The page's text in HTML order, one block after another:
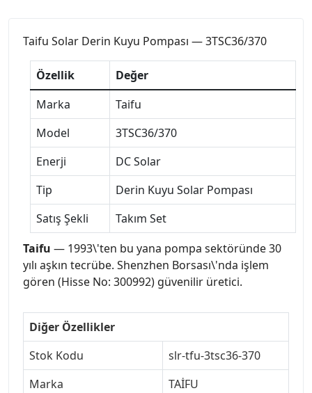
Taifu Solar Derin Kuyu Pompası — 3TSC36/370
Özellik
Değer
Marka
Taifu
Model
3TSC36/370
Enerji
DC Solar
Tip
Derin Kuyu Solar Pompası
Satış Şekli
Takım Set
Taifu — 1993\'ten bu yana pompa sektöründe 30
yılı aşkın tecrübe. Shenzhen Borsası\'nda işlem
gören (Hisse No: 300992) güvenilir üretici.
Diğer Özellikler
Stok Kodu
slr-tfu-3tsc36-370
Marka
TAİFU